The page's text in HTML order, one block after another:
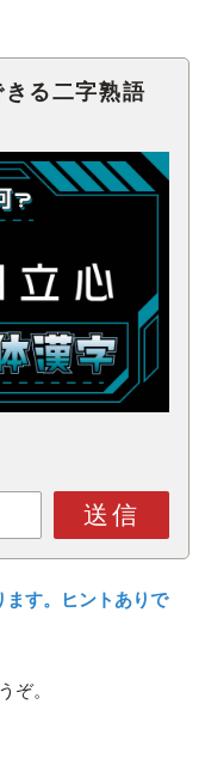
る二字熟語
送信
ます。ヒントありで
ぞ。